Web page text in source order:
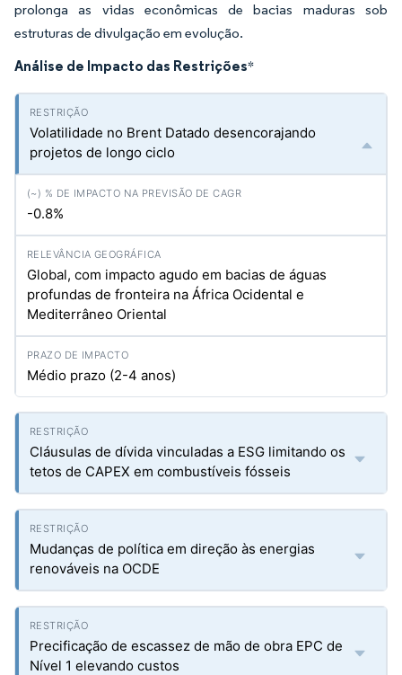
prolonga as vidas econômicas de bacias maduras sob
estruturas de divulgação em evolução.
Análise de Impacto das Restrições*
Volatilidade no Brent Datado desencorajando
projetos de longo ciclo
-0.8%
Global, com impacto agudo em bacias de águas
profundas de fronteira na África Ocidental e
Mediterrâneo Oriental
Médio prazo (2-4 anos)
Cláusulas de dívida vinculadas a ESG limitando os
tetos de CAPEX em combustíveis fósseis
Mudanças de política em direção às energias
renováveis na OCDE
Precificação de escassez de mão de obra EPC de
Nível 1 elevando custos